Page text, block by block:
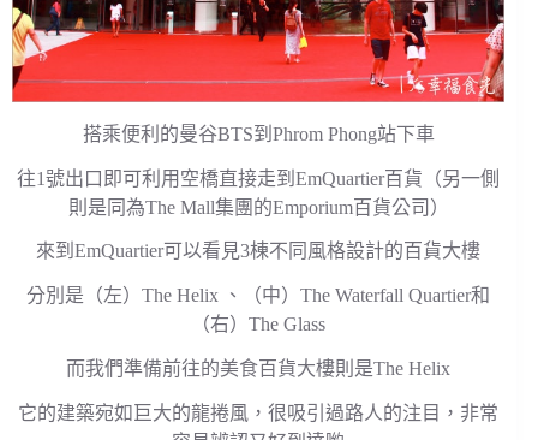
搭乘便利的曼谷BTS到Phrom Phong站下車
往1號出口即可利用空橋直接走到EmQuartier百貨（另一側
則是同為The Mall集團的Emporium百貨公司）
來到EmQuartier可以看見3棟不同風格設計的百貨大樓
分別是（左）The Helix 、（中）The Waterfall Quartier和
（右）The Glass
而我們準備前往的美食百貨大樓則是The Helix
它的建築宛如巨大的龍捲風，很吸引過路人的注目，非常